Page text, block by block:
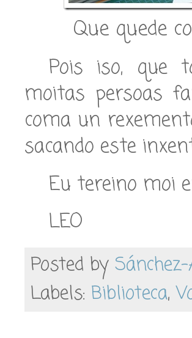
Que quede
Pois iso, que
moitas persoas
coma un
sacando este
Eu tereino moi
LEO
Posted by
Labels: Biblioteca,